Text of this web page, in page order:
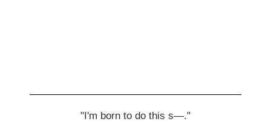
"I'm born to do this s—."